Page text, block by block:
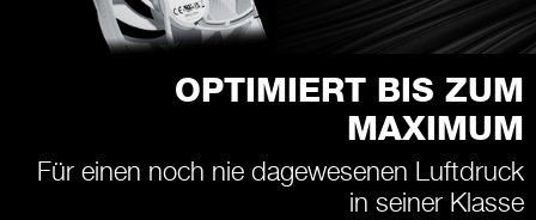
OPTIMIERT BIS ZUM
MAXIMUM
Für einen noch nie dagewesenen Luftdruck
in seiner Klasse